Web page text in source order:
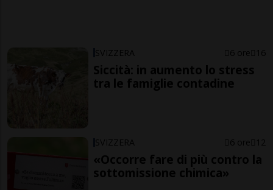
SVIZZERA 6 ore 16
Siccità: in aumento lo stress
tra le famiglie contadine
SVIZZERA 6 ore 12
«Occorre fare di più contro la
sottomissione chimica»